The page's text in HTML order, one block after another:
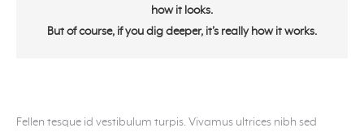
how it looks.
But of course, if you dig deeper, it’s really how it works.
Fellen tesque id vestibulum turpis. Vivamus ultrices nibh sed